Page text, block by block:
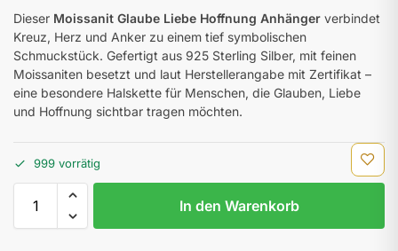
Dieser Moissanit Glaube Liebe Hoffnung Anhänger verbindet
Kreuz, Herz und Anker zu einem tief symbolischen
Schmuckstück. Gefertigt aus 925 Sterling Silber, mit feinen
Moissaniten besetzt und laut Herstellerangabe mit Zertifikat –
eine besondere Halskette für Menschen, die Glauben, Liebe
und Hoffnung sichtbar tragen möchten.
999 vorrätig
In den Warenkorb